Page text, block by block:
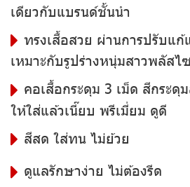
เดียวกับแบรนด์ชั้นนำ
ทรงเสื้อสวย ผ่านการปรับแ
เหมาะกับรูปร่างหนุ่มสาวพลัสไ
คอเสื้อกระดุม 3 เม็ด สีกระดุ
ให้ใส่แล้วเนี๊ยบ พรีเมี่ยม ดูดี
สีสด ใส่ทน ไม่ย้วย
ดูแลรักษาง่าย ไม่ต้องรีด